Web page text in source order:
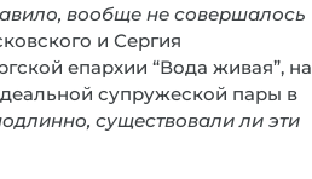
вообще не совершалось
и Сергия
епархии “Вода живая”, на
супружеской пары в
существовали ли эти